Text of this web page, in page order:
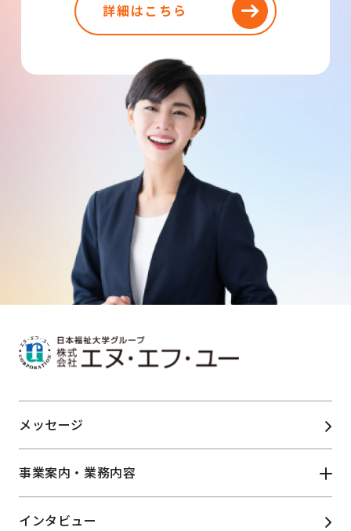
詳細はこちら
メッセージ
事業案内・業務内容
ふくしサービス事業
インタビュー